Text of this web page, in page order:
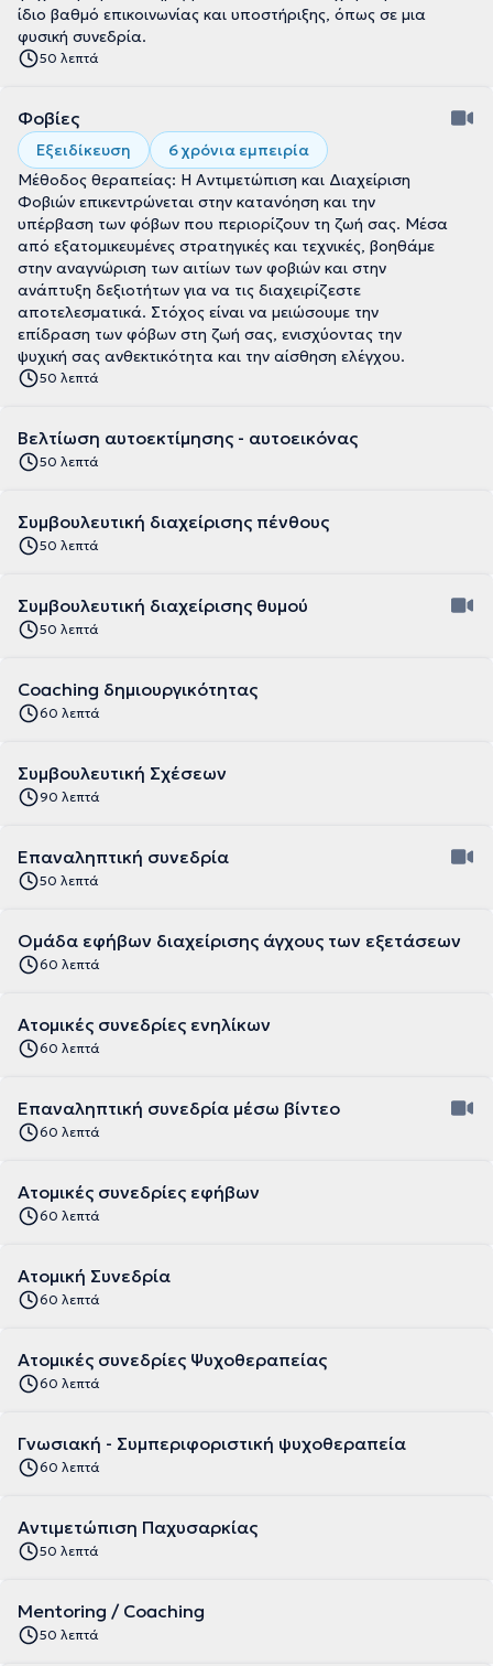
ίδιο βαθμό επικοινωνίας και υποστήριξης, όπως σε μια
φυσική συνεδρία.
50 λεπτά
Φοβίες
Εξειδίκευση
6 χρόνια εμπειρία
Μέθοδος θεραπείας: Η Αντιμετώπιση και Διαχείριση
Φοβιών επικεντρώνεται στην κατανόηση και την
υπέρβαση των φόβων που περιορίζουν τη ζωή σας. Μέσα
από εξατομικευμένες στρατηγικές και τεχνικές, βοηθάμε
στην αναγνώριση των αιτίων των φοβιών και στην
ανάπτυξη δεξιοτήτων για να τις διαχειρίζεστε
αποτελεσματικά. Στόχος είναι να μειώσουμε την
επίδραση των φόβων στη ζωή σας, ενισχύοντας την
ψυχική σας ανθεκτικότητα και την αίσθηση ελέγχου.
50 λεπτά
Βελτίωση αυτοεκτίμησης - αυτοεικόνας
50 λεπτά
Συμβουλευτική διαχείρισης πένθους
50 λεπτά
Συμβουλευτική διαχείρισης θυμού
50 λεπτά
Coaching δημιουργικότητας
60 λεπτά
Συμβουλευτική Σχέσεων
90 λεπτά
Επαναληπτική συνεδρία
50 λεπτά
Ομάδα εφήβων διαχείρισης άγχους των εξετάσεων
60 λεπτά
Ατομικές συνεδρίες ενηλίκων
60 λεπτά
Επαναληπτική συνεδρία μέσω βίντεο
60 λεπτά
Ατομικές συνεδρίες εφήβων
60 λεπτά
Ατομική Συνεδρία
60 λεπτά
Ατομικές συνεδρίες Ψυχοθεραπείας
60 λεπτά
Γνωσιακή - Συμπεριφοριστική ψυχοθεραπεία
60 λεπτά
Αντιμετώπιση Παχυσαρκίας
50 λεπτά
Mentoring / Coaching
50 λεπτά